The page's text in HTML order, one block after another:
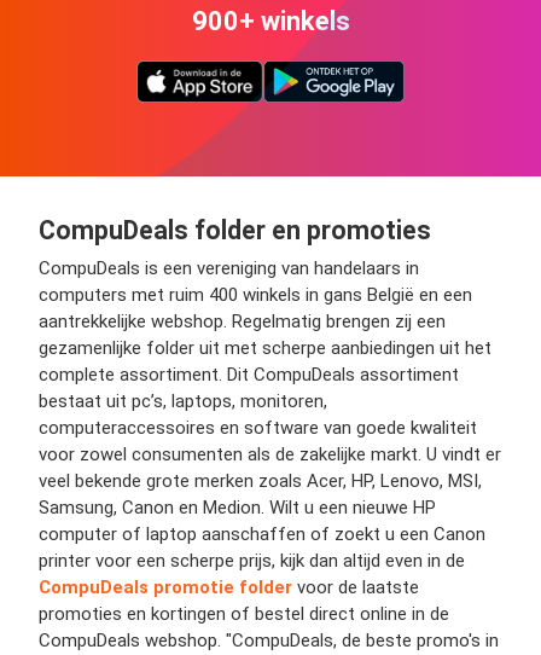
900+ winkels
CompuDeals folder en promoties
CompuDeals is een vereniging van handelaars in
computers met ruim 400 winkels in gans België en een
aantrekkelijke webshop. Regelmatig brengen zij een
gezamenlijke folder uit met scherpe aanbiedingen uit het
complete assortiment. Dit CompuDeals assortiment
bestaat uit pc’s, laptops, monitoren,
computeraccessoires en software van goede kwaliteit
voor zowel consumenten als de zakelijke markt. U vindt er
veel bekende grote merken zoals Acer, HP, Lenovo, MSI,
Samsung, Canon en Medion. Wilt u een nieuwe HP
computer of laptop aanschaffen of zoekt u een Canon
printer voor een scherpe prijs, kijk dan altijd even in de
CompuDeals promotie folder voor de laatste
promoties en kortingen of bestel direct online in de
CompuDeals webshop. "CompuDeals, de beste promo's in